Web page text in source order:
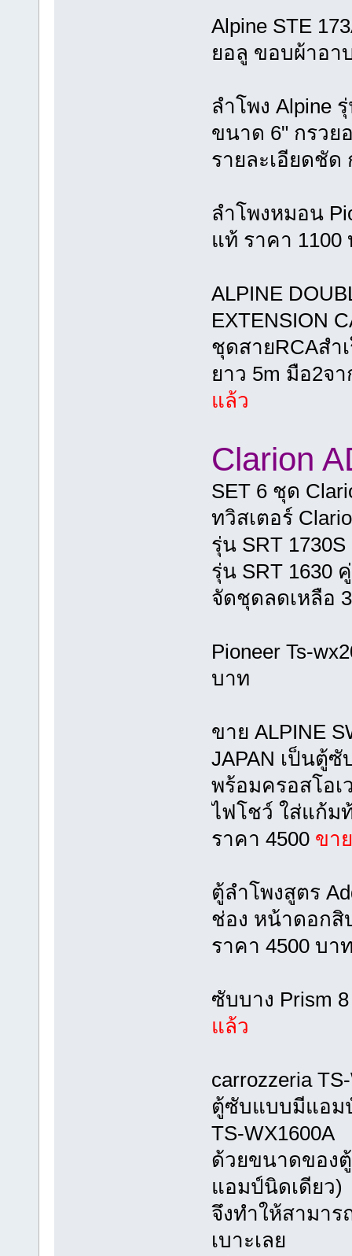
Alpine STE
ยอลู ขอบผ้าอา
ลำโพง Alpine
ขนาด 6" กรวย
รายละเอียดชัด
ลำโพงหมอน
แท้ ราคา 1100
ALPINE
EXTENSION
ชุดสายRCAสำ
ยาว 5m มือ2จ
แล้ว
Clarion
SET 6 ชุด
ทวิสเตอร์
รุ่น SRT
รุ่น SRT 1630
จัดชุดลดเหลือ
Pioneer Ts-
บาท
ขาย ALPINE
JAPAN เป็นตู้
พร้อมครอสโอเ
ไฟโชว์ ใส่แก้ม
ราคา 4500 ขา
ตู้ลำโพงสูตร
ช่อง หน้าดอกสิ
ราคา 4500 บ
ซับบาง Prism
แล้ว
carrozzeria
ตู้ซับแบบมีแอม
TS-WX1600A
ด้วยขนาดของ
แอมป์นิดเดียว)
จึงทำให้สามาร
เบาะเลย